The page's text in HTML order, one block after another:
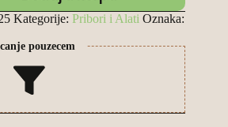
Kategorije: Pribori i Alati Oznaka:
pouzecem